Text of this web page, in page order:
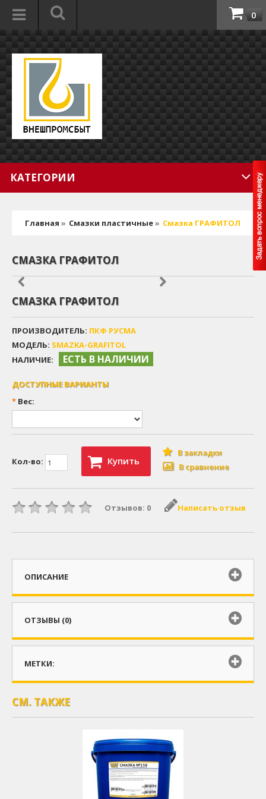
0
КАТЕГОРИИ
Главная » Смазки пластичные» Смазка ГРАФИТОЛ
СМАЗКА ГРАФИТОЛ
СМАЗКА ГРАФИТОЛ
ПРОИЗВОДИТЕЛЬ: ПКФ РУСМА
МОДЕЛЬ: SMAZKA-GRAFITOL
НАЛИЧИЕ:
ЕСТЬ В НАЛИЧИИ
ДОСТУПНЫЕ ВАРИАНТЫ
* Вес:
Кол-во: Купить
В закладки
В сравнение
Отзывов: 0 Написать отзыв
ОПИСАНИЕ
ОТЗЫВЫ (0)
МЕТКИ:
СМ. ТАКЖЕ